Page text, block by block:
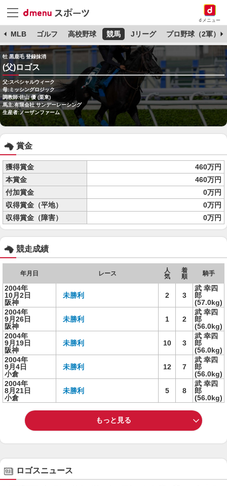
dメニュー
MLB ゴルフ 高校野球 競馬 Jリーグ プロ野球（2軍）
牡 黒鹿毛 登録抹消
(父)ロゴス
父:スペシャルウィーク
母:ミッシングロジック
調教師:佐山 優 (栗東)
馬主:有限会社 サンデーレーシング
生産者:ノーザンファーム
賞金
獲得賞金
460万円
本賞金
460万円
付加賞金
0万円
収得賞金（平地）
0万円
収得賞金（障害）
0万円
競走成績
年月日 レース
人
気
着
順
騎手
2004年
10月2日
阪神
未勝利 2 3
武 幸四
郎
(57.0kg)
2004年
9月26日
阪神
未勝利 1 2
武 幸四
郎
(56.0kg)
2004年
9月19日
阪神
未勝利 10 3
武 幸四
郎
(56.0kg)
2004年
9月4日
小倉
未勝利 12 7
武 幸四
郎
(56.0kg)
2004年
8月21日
小倉
未勝利 5 8
武 幸四
郎
(56.0kg)
もっと見る
ロゴスニュース